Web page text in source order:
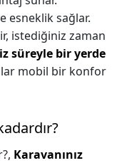
esneklik sağlar.
istediğiniz zaman
süreyle bir yerde
mobil bir konfor
Karavanınız